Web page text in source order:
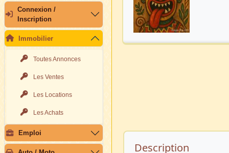
Connexion /
Inscription
Immobilier
Toutes Annonces
Les Ventes
Les Locations
Les Achats
Emploi
Description